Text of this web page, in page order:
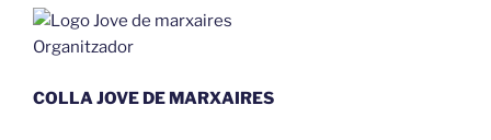
Organitzador
COLLA JOVE DE MARXAIRES